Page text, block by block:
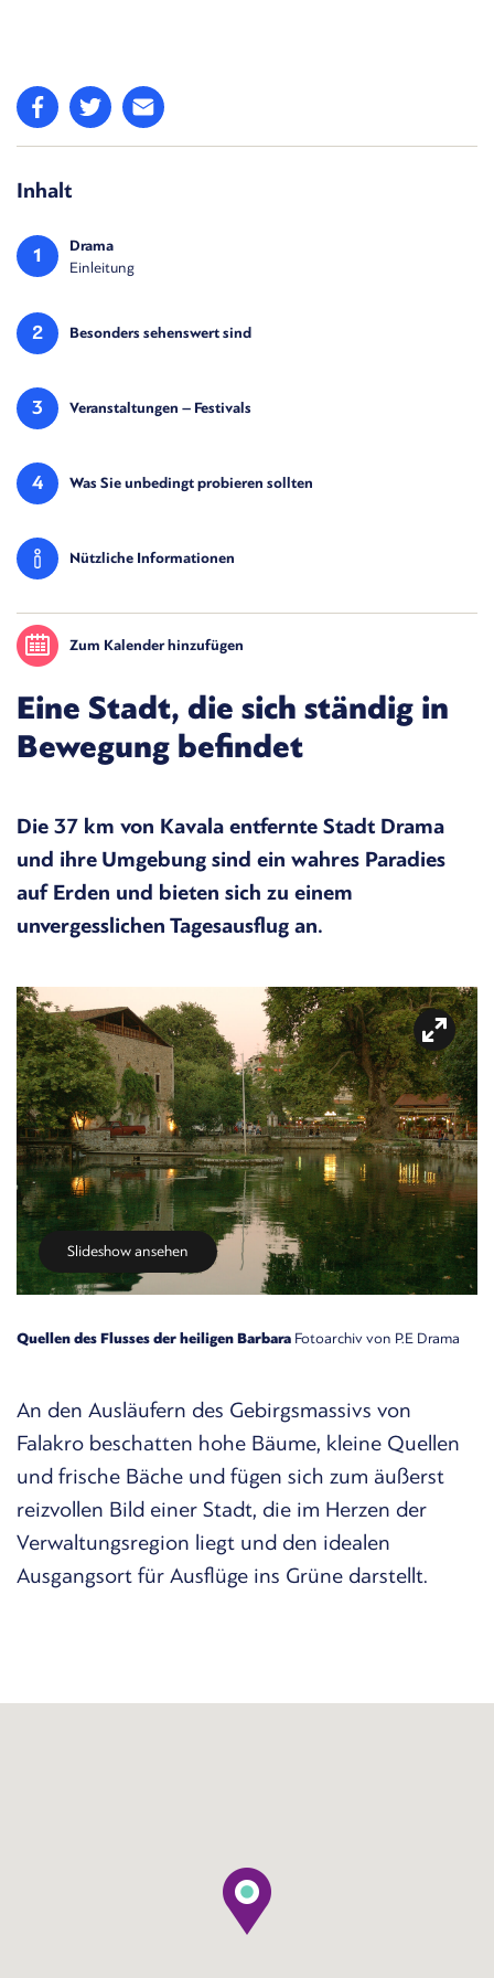
Inhalt
1 Drama
Einleitung
2 Besonders sehenswert sind
3 Veranstaltungen – Festivals
4 Was Sie unbedingt probieren sollten
Nützliche Informationen
Zum Kalender hinzufügen
Eine Stadt, die sich ständig in
Bewegung befindet
Die 37 km von Kavala entfernte Stadt Drama
und ihre Umgebung sind ein wahres Paradies
auf Erden und bieten sich zu einem
unvergesslichen Tagesausflug an.
Slideshow ansehen
Quellen des Flusses der heiligen Barbara Fotoarchiv von P.E Drama
An den Ausläufern des Gebirgsmassivs von
Falakro beschatten hohe Bäume, kleine Quellen
und frische Bäche und fügen sich zum äußerst
reizvollen Bild einer Stadt, die im Herzen der
Verwaltungsregion liegt und den idealen
Ausgangsort für Ausflüge ins Grüne darstellt.